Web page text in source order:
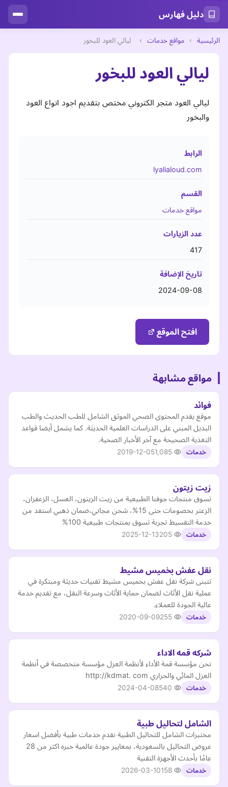
دليل فهارس
الرئيسية › مواقع خدمات › ليالي العود للبخور
ليالي العود للبخور
ليالي العود متجر الكتروني مختص بتقديم اجود انواع العود
والبخور
الرابط
lyalialoud.com
القسم
مواقع خدمات
عدد الزيارات
417
تاريخ الإضافة
2024-09-08
افتح الموقع
مواقع مشابهة
فوائد
موقع يقدم المحتوى الصحي الموثق الشامل للطب الحديث والطب
البديل المبني على الدراسات العلمية الحديثة. كما يشمل أيضا قواعد
التغذية الصحيحة مع آخر الأخبار الصحية.
خدمات 2019-12-05
زيت زيتون
تسوق منتجات جوفنا الطبيعية من زيت الزيتون، العسل، الزعفران،
الزعتر بخصومات حتى 15%، شحن مجاني،ضمان ذهبي استفد من
خدمة التقسيط تجربة تسوق بمنتجات طبيعية 100%
خدمات 2025-12-13
نقل عفش بخميس مشيط
تتبنى شركة نقل عفش بخميس مشيط تقنيات حديثة ومبتكرة في
عملية نقل الأثاث لضمان حماية الأثاث وسرعة النقل، مع تقديم خدمة
عالية الجودة للعملاء.
خدمات 2020-09-09
شركه قمه الاداء
نحن مؤسسة قمة الأداء لأنظمة العزل مؤسسة متخصصة في أنظمة
العزل المائي والحراري http://kdmat. com
خدمات 2024-04-08
الشامل لتحاليل طبية
مختبرات الشامل للتحاليل الطبية نقدم خدمات طبية بأفضل اسعار
عروض التحاليل بالسعودية، بمعايير جودة عالمية خبره اكثر من 28
عامًا بأحدث الأجهزة التقنية
خدمات 2026-03-10